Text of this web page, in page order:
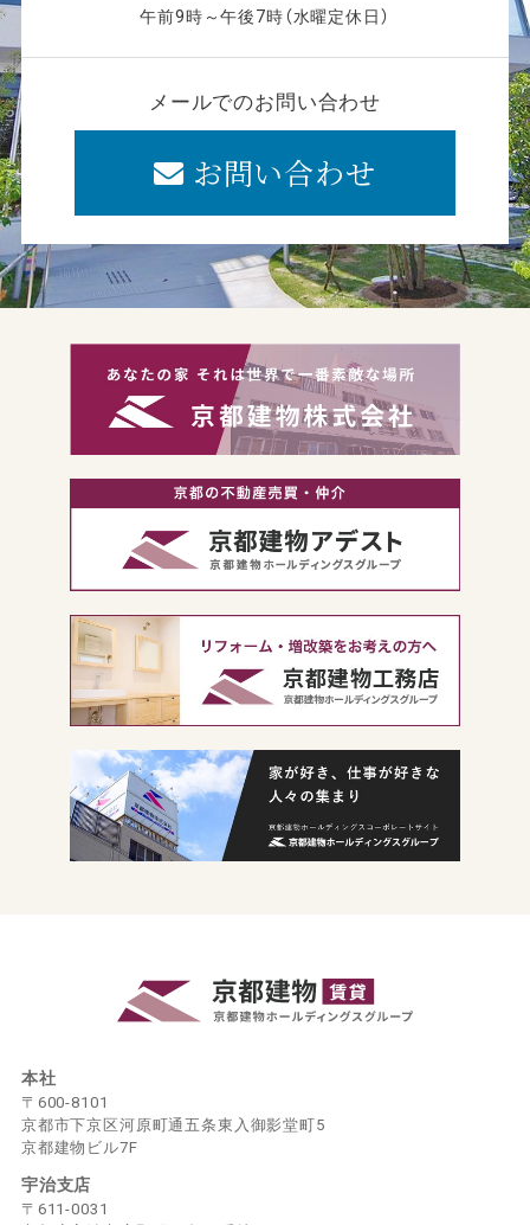
午前9時～午後7時（水曜定休日）
メールでのお問い合わせ
お問い合わせ
本社
〒600-8101
京都市下京区河原町通五条東入御影堂町5
京都建物ビル7F
宇治支店
〒611-0031